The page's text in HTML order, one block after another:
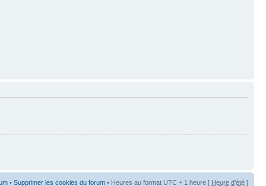
• Supprimer les cookies du forum • Heures au format UTC + 1 heure [ Heure d'été ]